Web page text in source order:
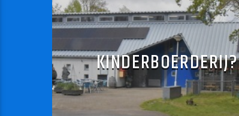
KINDERBOERDERIJ?